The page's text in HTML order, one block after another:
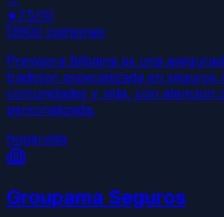
★7.5/10
3900 opiniones
Previsora Bilbaina es una
tradicion especializada en seguros
comunidades y vida, con atencion
personalizada.
hogarvida
Groupama Seguros